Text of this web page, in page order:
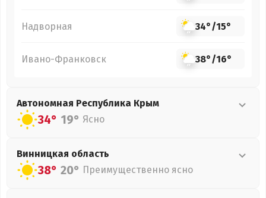
Надворная 34°/15°
Ивано-Франковск 38°/16°
Автономная Республика Крым
34° 19° Ясно
Винницкая область
38° 20° Преимущественно ясно